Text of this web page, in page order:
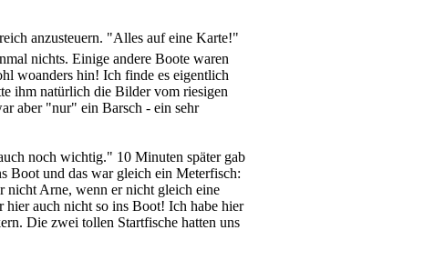
anzusteuern. "Alles auf eine Karte!"
nichts. Einige andere Boote waren
woanders hin! Ich finde es eigentlich
ihm natürlich die Bilder vom riesigen
aber "nur" ein Barsch - ein sehr
noch wichtig." 10 Minuten später gab
Boot und das war gleich ein Meterfisch:
nicht Arne, wenn er nicht gleich eine
auch nicht so ins Boot! Ich habe hier
Die zwei tollen Startfische hatten uns